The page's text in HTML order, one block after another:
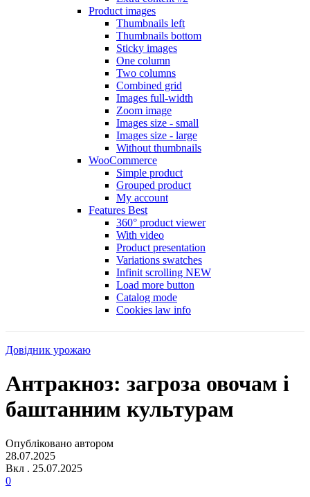
Product images
Thumbnails left
Thumbnails bottom
Sticky images
One column
Two columns
Combined grid
Images full-width
Zoom image
Images size - small
Images size - large
Without thumbnails
WooCommerce
Simple product
Grouped product
My account
Features Best
360° product viewer
With video
Product presentation
Variations swatches
Infinit scrolling NEW
Load more button
Catalog mode
Cookies law info
Довідник урожаю
Антракноз: загроза овочам і
баштанним культурам
Опубліковано автором
28.07.2025
Вкл . 25.07.2025
0